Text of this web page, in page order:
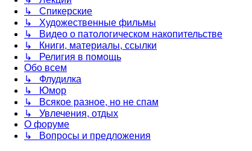
↳ Спикерские
↳ Художественные фильмы
↳ Видео о патологическом накопительстве
↳ Книги, материалы, ссылки
↳ Религия в помощь
Обо всем
↳ Флудилка
↳ Юмор
↳ Всякое разное, но не спам
↳ Увлечения, отдых
О форуме
↳ Вопросы и предложения